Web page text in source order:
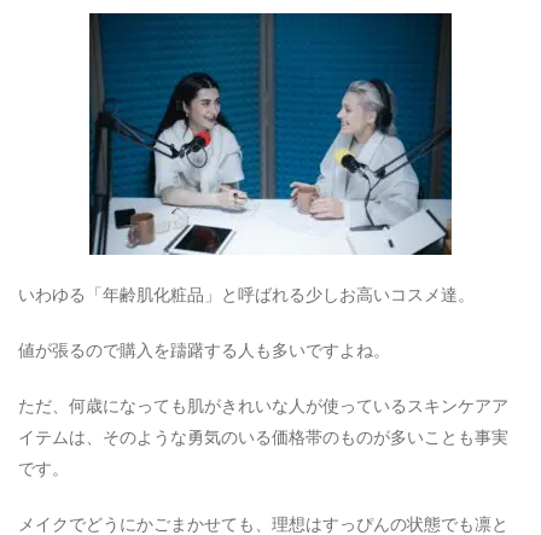
いわゆる「年齢肌化粧品」と呼ばれる少しお高いコスメ達。
値が張るので購入を躊躇する人も多いですよね。
ただ、何歳になっても肌がきれいな人が使っているスキンケアア
イテムは、そのような勇気のいる価格帯のものが多いことも事実
です。
メイクでどうにかごまかせても、理想はすっぴんの状態でも凛と